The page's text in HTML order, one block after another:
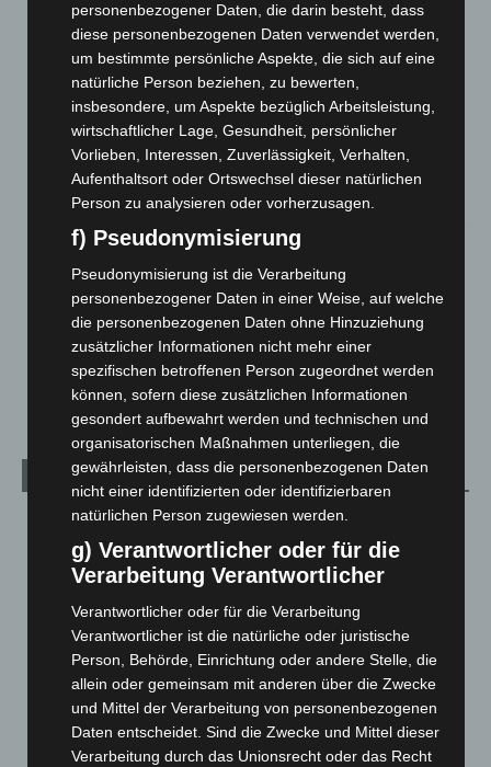
Celle: Mensch stirbt bei Bagger-Unfall auf Baustelle
5. August 2026
Gasleitung bei McDonald’s-Umbau in Langenhagen
beschädigt
5. August 2026
Anklage nach Abschaltung von „Archetyp Market“ erhoben
3. August 2026
Hannover: Polizei stoppt 166 Trunkenheitsfahrten bei
Großkontrolle
2. August 2026
Hannover Klassik Open Air 2026: Französische Oper im
Maschpark
2. August 2026
Kategorien
Blaulicht
Corona-News
Hannover und Region
Langenhagen und Ortsteile
Leserbriefe
Menschen
Über uns
Veranstaltungen
1.887
personenbezogener Daten, die darin besteht, dass
diese personenbezogenen Daten verwendet werden,
um bestimmte persönliche Aspekte, die sich auf eine
natürliche Person beziehen, zu bewerten,
insbesondere, um Aspekte bezüglich Arbeitsleistung,
wirtschaftlicher Lage, Gesundheit, persönlicher
Vorlieben, Interessen, Zuverlässigkeit, Verhalten,
Aufenthaltsort oder Ortswechsel dieser natürlichen
Person zu analysieren oder vorherzusagen.
f) Pseudonymisierung
Pseudonymisierung ist die Verarbeitung
personenbezogener Daten in einer Weise, auf welche
die personenbezogenen Daten ohne Hinzuziehung
zusätzlicher Informationen nicht mehr einer
spezifischen betroffenen Person zugeordnet werden
können, sofern diese zusätzlichen Informationen
gesondert aufbewahrt werden und technischen und
organisatorischen Maßnahmen unterliegen, die
gewährleisten, dass die personenbezogenen Daten
nicht einer identifizierten oder identifizierbaren
natürlichen Person zugewiesen werden.
g) Verantwortlicher oder für die
Verarbeitung Verantwortlicher
Verantwortlicher oder für die Verarbeitung
Verantwortlicher ist die natürliche oder juristische
Person, Behörde, Einrichtung oder andere Stelle, die
allein oder gemeinsam mit anderen über die Zwecke
und Mittel der Verarbeitung von personenbezogenen
Daten entscheidet. Sind die Zwecke und Mittel dieser
Verarbeitung durch das Unionsrecht oder das Recht